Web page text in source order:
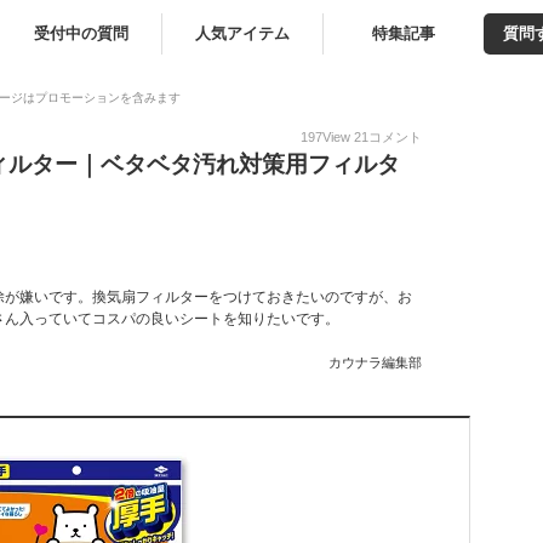
受付中の質問 人気アイテム 特集記事 質問
ジはプロモーションを含みます
197View 21 コメント
ター｜ベタベタ汚れ対策用フィルタ
嫌いです。換気扇フィルターをつけておきたいのですが、お
入っていてコスパの良いシートを知りたいです。
カウナラ編集部